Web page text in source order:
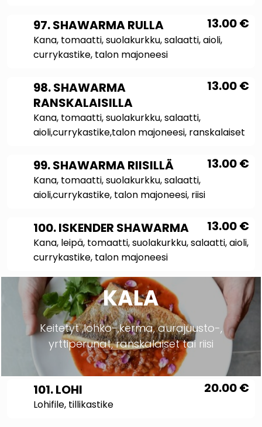
13.00€
97. SHAWARMA RULLA
Kana, tomaatti, suolakurkku, salaatti, aioli,
currykastike, talon majoneesi
13.00€
98. SHAWARMA
RANSKALAISILLA
Kana, tomaatti, suolakurkku, salaatti,
aioli,currykastike,talon majoneesi, ranskalaiset
13.00€
99. SHAWARMA RIISILLÄ
Kana, tomaatti, suolakurkku, salaatti,
aioli,currykastike, talon majoneesi, riisi
13.00€
100. ISKENDER SHAWARMA
Kana, leipä, tomaatti, suolakurkku, salaatti, aioli,
currykastike, talon majoneesi
KALA
Keitetyt ,lohko-,kerma, aurajuusto-,
yrttiperunat, ranskalaiset tai riisi
20.00€
101. LOHI
Lohifile, tillikastike